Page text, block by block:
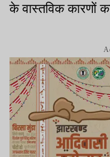
के वास्तविक कारणों